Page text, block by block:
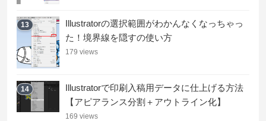
13
Illustratorの選択範囲がわかんなくなっちゃっ
た！境界線を隠すの使い方
179 views
14
Illustratorで印刷入稿用データに仕上げる方法
【アピアランス分割＋アウトライン化】
169 views